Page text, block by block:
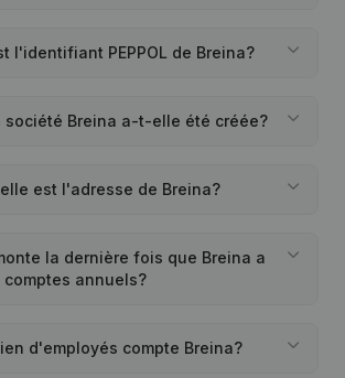
l'identifiant PEPPOL de Breina?
société Breina a-t-elle été créée?
est l'adresse de Breina?
la dernière fois que Breina a
annuels?
d'employés compte Breina?